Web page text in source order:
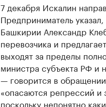
7 декабря Искалин
Предприниматель
Башкирии Александр
перевозчика и
выходят за пределы
министра субъекта РФ и
— говорится в
«опасаются репрессий и
поскольку непонятно